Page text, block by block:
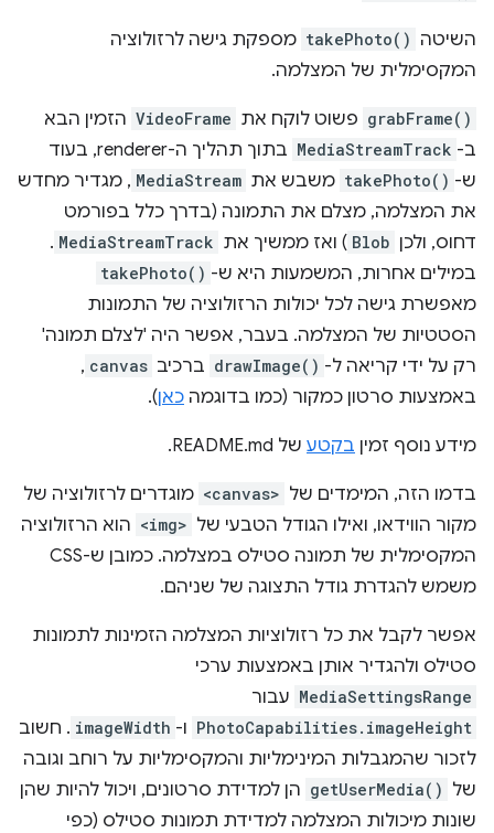
השיטה takePhoto() מספקת גישה לרזולוציה
המקסימלית של המצלמה.
grabFrame() פשוט לוקח את VideoFrame הזמין הבא
ב- MediaStreamTrack
בתוך תהליך ה-renderer, בעוד
ש- takePhoto() משבש את MediaStream , מגדיר מחדש
את המצלמה, מצלם את התמונה (בדרך כלל בפורמט
דחוס, ולכן Blob ) ואז ממשיך את MediaStreamTrack
.
במילים אחרות, המשמעות היא ש- takePhoto()
מאפשרת גישה לכל יכולות הרזולוציה של התמונות
הסטטיות של המצלמה. בעבר, אפשר היה 'לצלם תמונה'
רק על ידי קריאה ל- drawImage() ברכיב canvas
,
באמצעות סרטון כמקור (כמו בדוגמה כאן).
מידע נוסף זמין בקטע של README.md.
בדמו הזה, המימדים של <canvas> מוגדרים לרזולוציה של
מקור הווידאו, ואילו הגודל הטבעי של <img> הוא הרזולוציה
המקסימלית של תמונה סטילס במצלמה. כמובן ש-CSS
משמש להגדרת גודל התצוגה של שניהם.
אפשר לקבל את כל רזולוציות המצלמה הזמינות לתמונות
סטילס ולהגדיר אותן באמצעות ערכי
MediaSettingsRange עבור
PhotoCapabilities.imageHeight ו- imageWidth . חשוב
לזכור שהמגבלות המינימליות והמקסימליות על רוחב וגובה
של getUserMedia() הן למדידת סרטונים, ויכול להיות שהן
שונות מיכולות המצלמה למדידת תמונות סטילס (כפי